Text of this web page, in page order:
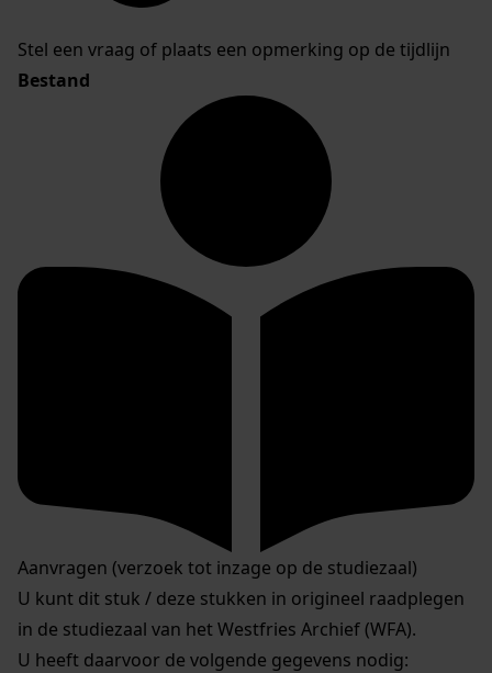
Stel een vraag of plaats een opmerking op de tijdlijn
Bestand
Aanvragen (verzoek tot inzage op de studiezaal)
U kunt dit stuk / deze stukken in origineel raadplegen
in de studiezaal van het Westfries Archief (WFA).
U heeft daarvoor de volgende gegevens nodig: